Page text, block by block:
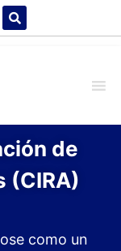
de
(CIRA)
como un